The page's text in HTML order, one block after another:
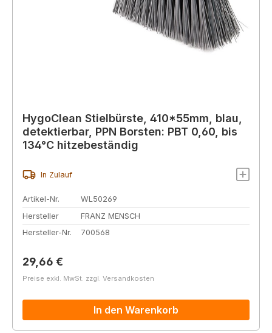
HygoClean Stielbürste, 410*55mm, blau,
detektierbar, PPN Borsten: PBT 0,60, bis
134°C hitzebeständig
In Zulauf
Artikel-Nr.
WL50269
Hersteller
FRANZ MENSCH
Hersteller-Nr.
700568
Regulärer Preis:
29,66 €
Preise exkl. MwSt. zzgl. Versandkosten
In den Warenkorb